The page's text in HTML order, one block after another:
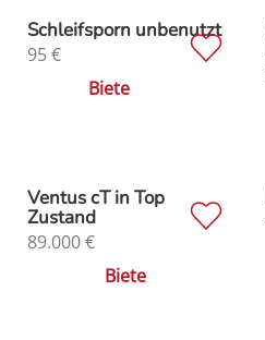
Schleifsporn unbenutzt
95€
Biete
Ventus cT in Top
Zustand
89.000€
Biete